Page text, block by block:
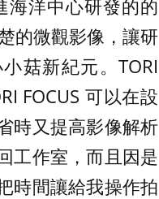
洋中心研發的的
的微觀影像，讓研
菇新紀元。TORI
FOCUS 可以在設
時又提高影像解析
工作室，而且因是
時間讓給我操作拍